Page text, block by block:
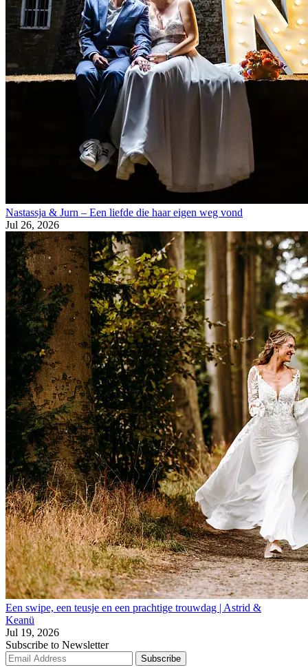
Nastassja & Jurn – Een liefde die haar eigen weg vond
Jul 26, 2026
Een swipe, een teusje en een prachtige trouwdag | Astrid &
Keanü
Jul 19, 2026
Subscribe to Newsletter
Subscribe